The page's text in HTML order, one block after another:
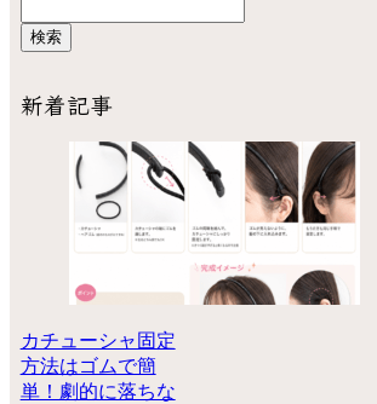
検索
新着記事
カチューシャ固定
方法はゴムで簡
単！劇的に落ちな